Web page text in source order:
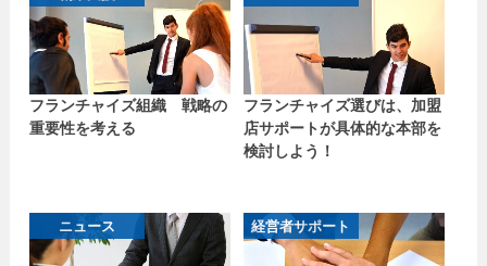
フランチャイズ組織 戦略の
重要性を考える
フランチャイズ選びは、加盟
店サポートが具体的な本部を
検討しよう！
ニュース 経営者サポート